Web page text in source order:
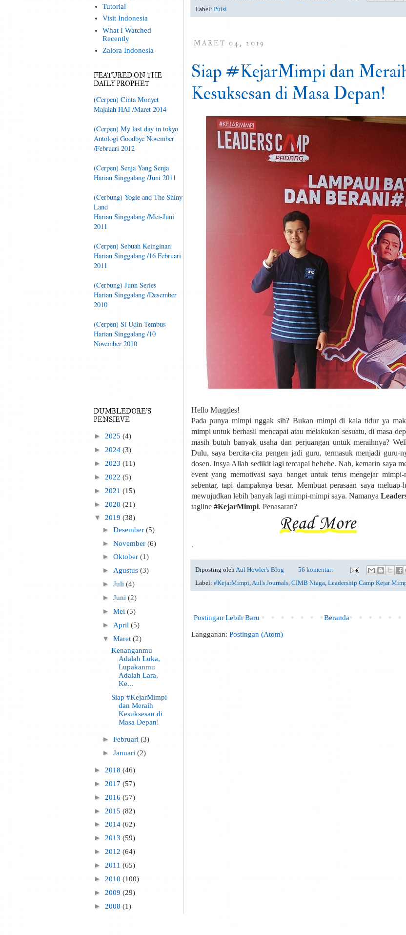
Label: Puisi
MARET 04, 2019
Siap #KejarMimpi dan
Kesuksesan di Masa Depan!
Hello Muggles!
Pada punya mimpi nggak sih? Bukan mimpi di kala tidur ya
mimpi untuk berhasil mencapai atau melakukan sesuatu, di masa
masih butuh banyak usaha dan perjuangan untuk meraihnya?
Dulu, saya bercita-cita pengen jadi guru, termasuk menjadi guru-
dosen. Insya Allah sedikit lagi tercapai hehehe. Nah, kemarin saya
event yang memotivasi saya banget untuk terus mengejar
sebentar, tapi dampaknya besar. Membuat perasaan saya
mewujudkan lebih banyak lagi mimpi-mimpi saya. Namanya
tagline #KejarMimpi. Penasaran?
.
Diposting oleh Aul Howler's Blog
56 komentar:
Label: #KejarMimpi Aul's Journals, CIMB Niaga Leadership Camp Kejar
Postingan Lebih Baru Beranda
Langganan: Postingan (Atom)
Tutorial
Visit Indonesia
What I Watched
Recently
Zalora Indonesia
FEATURED ON THE
DAILY PROPHET
(Cerpen) Cinta Monyet
Majalah HAI /Maret 2014
(Cerpen) My last day in tokyo
Antologi Goodbye November
/Februari 2012
(Cerpen) Senja Yang Senja
Harian Singgalang /Juni 2011
(Cerbung) Yogie and The Shiny
Land
Harian Singgalang /Mei-Juni
2011
(Cerpen) Sebuah Keinginan
Harian Singgalang /16 Februari
2011
(Cerbung) Junn Series
Harian Singgalang /Desember
2010
(Cerpen) Si Udin Tembus
Harian Singgalang /10
November 2010
DUMBLEDORE'S
PENSIEVE
► 2025 (4)
► 2024 (3)
► 2023 (11)
► 2022 (5)
► 2021 (15)
► 2020 (21)
▼ 2019 (38)
►Desember(5)
►November(6)
►Oktober(1)
►Agustus(3)
►Juli(4)
►Juni(2)
►Mei(5)
► April(5)
▼Maret(2)
Kenanganmu
Adalah Luka,
Lupakanmu
Adalah Lara,
Ke...
Siap #KejarMimpi
dan Meraih
Kesuksesan di
Masa Depan!
►Februari(3)
►Januari(2)
► 2018 (46)
► 2017 (57)
► 2016 (57)
► 2015 (82)
► 2014 (62)
► 2013 (59)
► 2012 (64)
► 2011 (65)
► 2010 (100)
► 2009 (29)
► 2008 (1)